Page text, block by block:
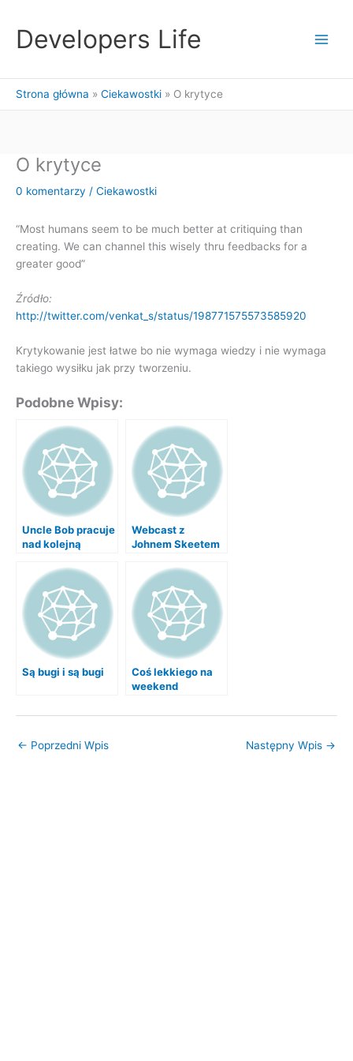
treściDevelopers Life
Strona główna Ciekawostki O krytyce
O krytyce
0 komentarzy / Ciekawostki
“Most humans seem to be much better at critiquing than
creating. We can channel this wisely thru feedbacks for a
greater good”
Źródło:
http://twitter.com/venkat_s/status/198771575573585920
Krytykowanie jest łatwe bo nie wymaga wiedzy i nie wymaga
takiego wysiłku jak przy tworzeniu.
Podobne Wpisy:
Uncle Bob pracuje
nad kolejną
Webcast z
Johnem Skeetem
Są bugi i są bugi
Coś lekkiego na
weekend
← Poprzedni Wpis Następny Wpis →